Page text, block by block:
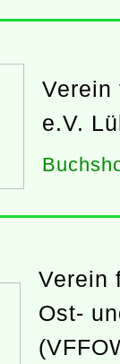
Verein
e.V.
Verein
Ost-